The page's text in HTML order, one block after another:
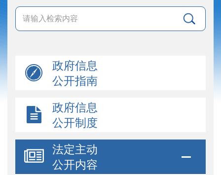
政府信息
公开指南
政府信息
公开制度
法定主动
公开内容